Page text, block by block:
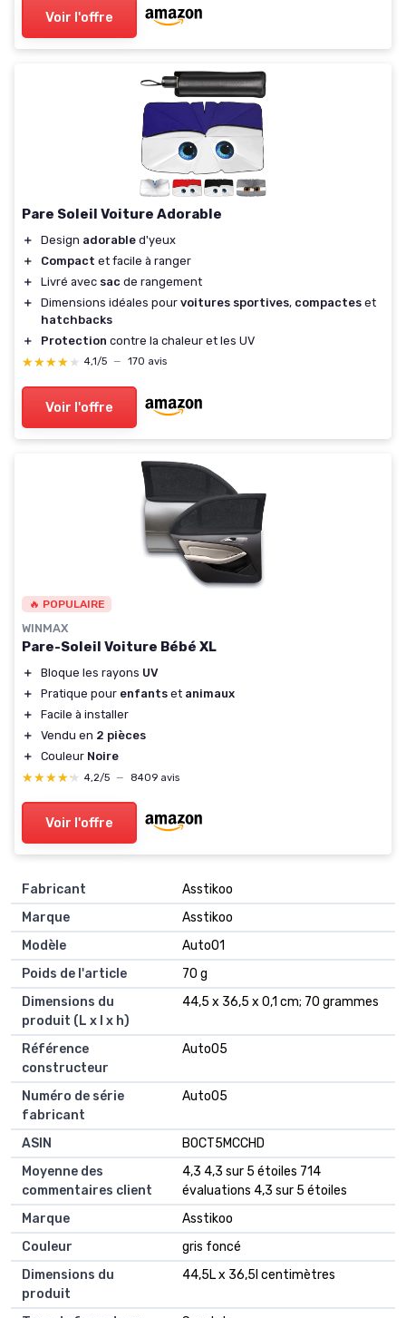
Voir l'offre
Pare Soleil Voiture Adorable
＋ Design adorable d'yeux
＋
Compact et facile à ranger
＋
Livré avec sac de rangement
＋
Dimensions idéales pour voitures sportives, compactes et
hatchbacks
＋
Protection contre la chaleur et les UV
★★★★★
★★★★★ 4,1/5 — 170 avis
Voir l'offre
🔥 POPULAIRE
WINMAX
Pare-Soleil Voiture Bébé XL
＋ Bloque les rayons UV
＋
Pratique pour enfants et animaux
＋
Facile à installer
＋
Vendu en 2 pièces
＋
Couleur Noire
★★★★★
★★★★★ 4,2/5 — 8409 avis
Voir l'offre
Fabricant
‎Asstikoo
Marque
‎Asstikoo
Modèle
‎Auto01
Poids de l'article
‎70 g
Dimensions du
produit (L x l x h)
‎44,5 x 36,5 x 0,1 cm; 70 grammes
Référence
constructeur
‎Auto05
Numéro de série
fabricant
‎Auto05
ASIN
B0CT5MCCHD
Moyenne des
commentaires client
4,3 4,3 sur 5 étoiles 714
évaluations 4,3 sur 5 étoiles
Marque
Asstikoo
Couleur
gris foncé
Dimensions du
produit
44,5L x 36,5l centimètres